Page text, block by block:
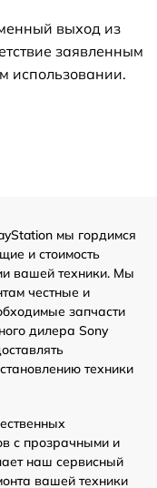
выход из
заявленным
использовании.
мы гордимся
и стоимость
вашей техники. Мы
честные и
запчасти
дилера Sony
техники
с прозрачными и
наш сервисный
вашей техники